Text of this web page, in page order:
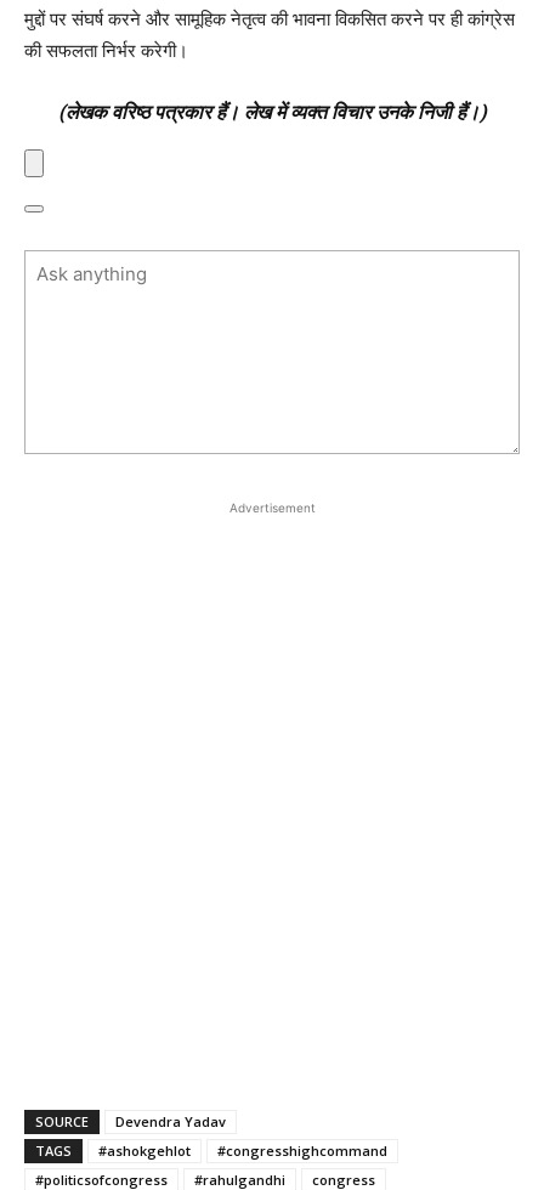
मुद्दों पर संघर्ष करने और सामूहिक नेतृत्व की भावना विकसित करने पर ही कांग्रेस
की सफलता निर्भर करेगी।
(लेखक वरिष्ठ पत्रकार हैं। लेख में व्यक्त विचार उनके निजी हैं।)
Advertisement
SOURCE
Devendra Yadav
TAGS
#ashokgehlot
#congresshighcommand
#politicsofcongress
#rahulgandhi congress